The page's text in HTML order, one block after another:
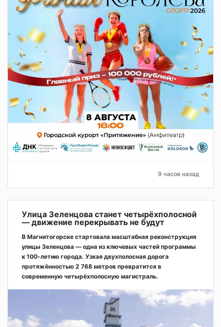
9 часов назад
Улица Зеленцова станет четырёхполосной
— движение перекрывать не будут
В Магнитогорске стартовала масштабная реконструкция
улицы Зеленцова — одна из ключевых частей программы
к 100-летию города. Узкая двухполосная дорога
протяжённостью 2 768 метров превратится в
современную четырёхполосную магистраль.